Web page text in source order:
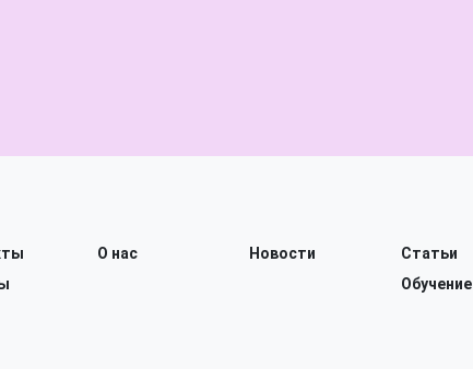
О нас Новости
Статьи
Обучение